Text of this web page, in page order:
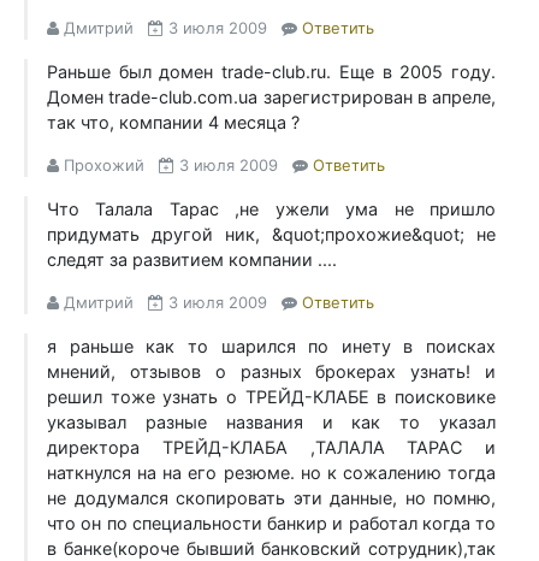
Дмитрий 3 июля 2009 Ответить
Раньше был домен trade-club.ru. Еще в 2005 году.
Домен trade-club.com.ua зарегистрирован в апреле,
так что, компании 4 месяца ?
Прохожий 3 июля 2009 Ответить
Что Талала Тарас ,не ужели ума не пришло
придумать другой ник, &quot;прохожие&quot; не
следят за развитием компании ....
Дмитрий 3 июля 2009 Ответить
я раньше как то шарился по инету в поисках
мнений, отзывов о разных брокерах узнать! и
решил тоже узнать о ТРЕЙД-КЛАБЕ в поисковике
указывал разные названия и как то указал
директора ТРЕЙД-КЛАБА ,ТАЛАЛА ТАРАС и
наткнулся на на его резюме. но к сожалению тогда
не додумался скопировать эти данные, но помню,
что он по специальности банкир и работал когда то
в банке(короче бывший банковский сотрудник),так